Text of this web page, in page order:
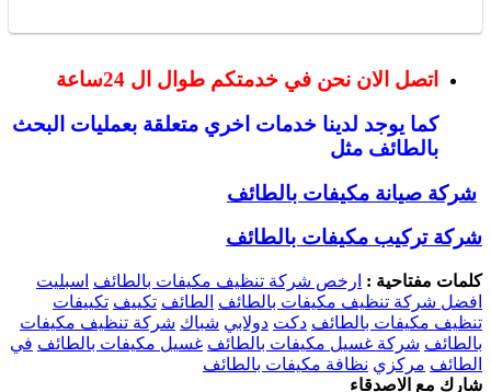
اتصل الان نحن في خدمتكم طوال ال 24ساعة
كما يوجد لدينا خدمات اخري متعلقة بعمليات البحث
بالطائف مثل
شركة صيانة مكيفات بالطائف
شركة تركيب مكيفات بالطائف
كلمات مفتاحية : ارخص شركة تنظيف مكيفات بالطائف اسبليت
افضل شركة تنظيف مكيفات بالطائف الطائف تكييف تكييفات
تنظيف مكيفات بالطائف دكت دولابي شباك شركة تنظيف مكيفات
بالطائف شركة غسيل مكيفات بالطائف غسيل مكيفات بالطائف في
الطائف مركزي نظافة مكيفات بالطائف
شارك مع الاصدقاء